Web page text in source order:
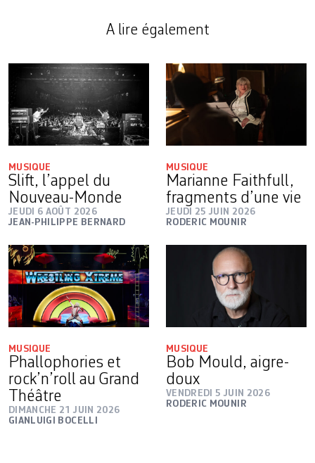
A lire également
MUSIQUE
Slift, l’appel du
Nouveau-Monde
JEUDI 6 AOÛT 2026
JEAN-PHILIPPE BERNARD
MUSIQUE
Marianne ­Faithfull,
fragments d’une vie
JEUDI 25 JUIN 2026
RODERIC MOUNIR
MUSIQUE
Phallophories et
rock’n’roll au Grand
Théâtre
DIMANCHE 21 JUIN 2026
GIANLUIGI BOCELLI
MUSIQUE
Bob Mould, aigre-
doux
VENDREDI 5 JUIN 2026
RODERIC MOUNIR